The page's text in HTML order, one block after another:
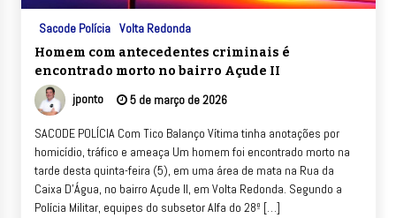
Sacode Polícia Volta Redonda
Homem com antecedentes criminais é
encontrado morto no bairro Açude II
jponto 5 de março de 2026
SACODE POLÍCIA Com Tico Balanço Vítima tinha anotações por
homicídio, tráfico e ameaça Um homem foi encontrado morto na
tarde desta quinta-feira (5), em uma área de mata na Rua da
Caixa D’Água, no bairro Açude II, em Volta Redonda. Segundo a
Polícia Militar, equipes do subsetor Alfa do 28º […]